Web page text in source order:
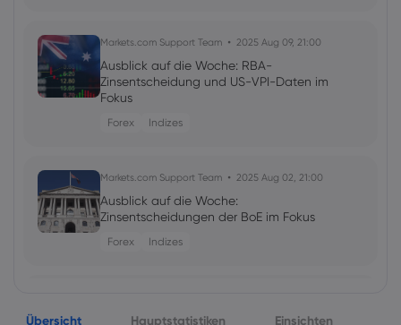
Markets.com Support Team 2025 Aug 09, 21:00
Ausblick auf die Woche: RBA-
Zinsentscheidung und US-VPI-Daten im
Fokus
Forex Indizes
Markets.com Support Team 2025 Aug 02, 21:00
Ausblick auf die Woche:
Zinsentscheidungen der BoE im Fokus
Forex Indizes
Ausblick auf die Woche:
Übersicht Hauptstatistiken Einsichten